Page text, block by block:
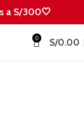
a S/300🤍
0 S/0.00